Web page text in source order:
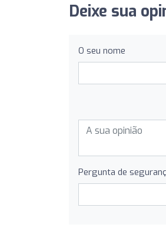
Deixe sua
O seu nome
Pergunta de